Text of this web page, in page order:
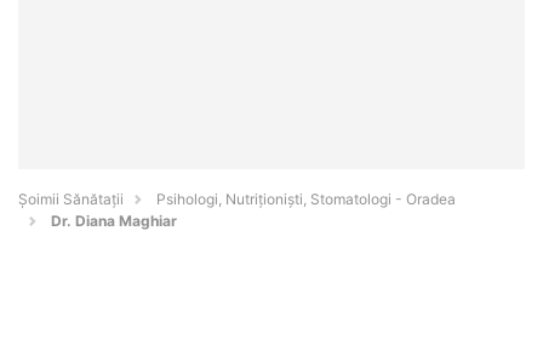
Şoimii Sănătații
Psihologi, Nutriționiști, Stomatologi - Oradea
Dr. Diana Maghiar